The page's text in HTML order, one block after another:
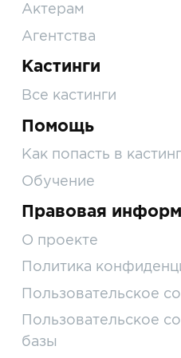
Актерам
Агентства
Кастинги
Все кастинги
Помощь
Как попасть в
Обучение
Правовая
О проекте
Политика
Пользовательское
Пользовательское
базы